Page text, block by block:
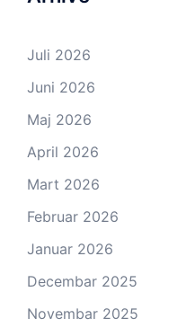
Juli 2026
Juni 2026
Maj 2026
April 2026
Mart 2026
Februar 2026
Januar 2026
Decembar 2025
Novembar 2025